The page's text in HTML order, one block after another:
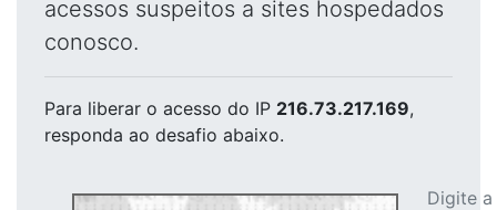
acessos suspeitos a sites hospedados
conosco.
Para liberar o acesso do IP 216.73.217.169,
responda ao desafio abaixo.
Digite